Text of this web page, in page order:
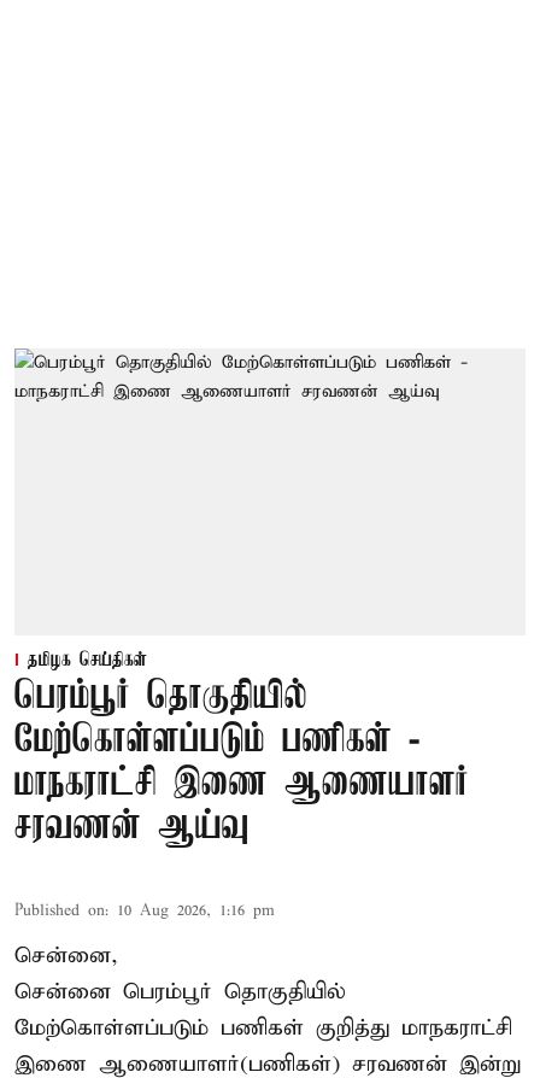
தமிழக செய்திகள்
பெரம்பூர் தொகுதியில்
மேற்கொள்ளப்படும் பணிகள் -
மாநகராட்சி இணை ஆணையாளர்
சரவணன் ஆய்வு
Published on: 10 Aug 2026, 1:16 pm
சென்னை,
சென்னை பெரம்பூர் தொகுதியில்
மேற்கொள்ளப்படும் பணிகள் குறித்து மாநகராட்சி
இணை ஆணையாளர்(பணிகள்) சரவணன் இன்று